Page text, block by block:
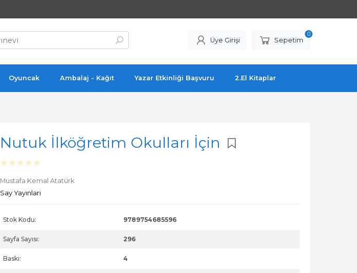
Üye Girişi Sepetim
0
Oyuncak Ambalaj - Kağıt Yazar Etkinliği Başvuru 2.El Kitaplar
Nutuk İlköğretim Okulları İçin
Mustafa Kemal Atatürk
Say Yayınları
Stok Kodu: 9789754685596
Sayfa Sayısı: 296
Baskı: 4